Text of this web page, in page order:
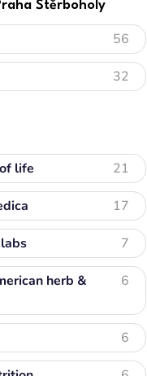
Štěrboholy
56
32
life 21
17
7
herb &
6
6